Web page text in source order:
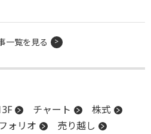
一覧を見る
チャート
株式
ォリオ
売り越し